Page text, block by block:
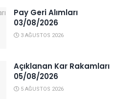
Pay Geri Alımları
03/08/2026
3 AĞUSTOS 2026
Açıklanan Kar Rakamları
05/08/2026
5 AĞUSTOS 2026